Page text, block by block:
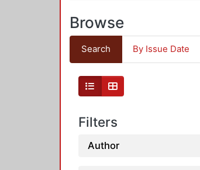
Browse
Search By Issue Date
Filters
Author